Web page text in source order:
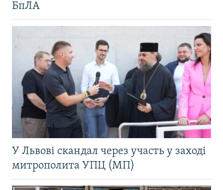
БпЛА
У Львові скандал через участь у заході
митрополита УПЦ (МП)